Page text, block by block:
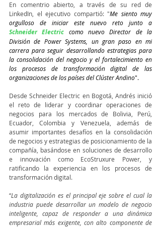
En comentrio abierto, a través de su red de
LinkedIn, el ejecutivo compartió: "Me siento muy
Schneider Electric
como nuevo Director de la
División de Power Systems, un gran paso en mi
carrera para seguir desarrollando estrategias para
la consolidación del negocio y el fortalecimiento en
los procesos de transformación digital de las
organizaciones de los países del Clúster Andino".
Desde Schneider Electric en Bogotá, Andrés inició
el reto de liderar y coordinar operaciones de
negocios para los mercados de Bolivia, Perú,
Ecuador, Colombia y Venezuela, además de
asumir importantes desafíos en la consolidación
de negocios y estrategias de posicionamiento de la
compañía, basándose en soluciones de desarrollo
e innovación como EcoStruxure Power, y
ratificando la experiencia en los procesos de
transformación digital.
“La digitalización es el principal eje sobre el cual la
industria puede desarrollar un modelo de negocio
inteligente, capaz de responder a una dinámica
empresarial más exigente, con alto componente de